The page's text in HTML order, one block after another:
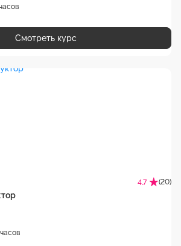
Смотреть курс
4.7 (20)